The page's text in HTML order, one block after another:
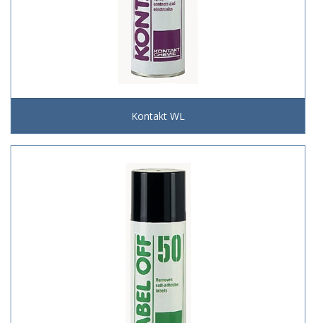
Kontakt WL